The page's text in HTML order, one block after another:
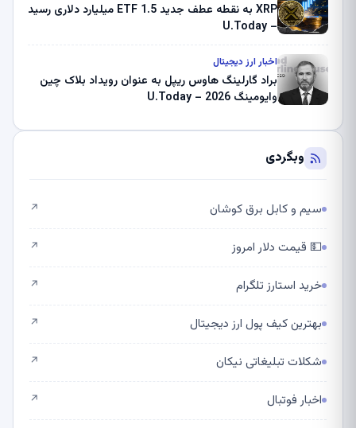
XRP به نقطه عطف جدید ETF 1.5 میلیارد دلاری رسید
– U.Today
اخبار ارز دیجیتال
براد گارلینگ هاوس ریپل به عنوان رویداد بلاک چین
وایومینگ 2026 – U.Today
وبگردی
سیم و کابل برق کوشان ↗
💵 قیمت دلار امروز ↗
خرید استارز تلگرام ↗
بهترین کیف پول ارز دیجیتال ↗
شکلات تبلیغاتی نیکان ↗
اخبار فوتبال ↗